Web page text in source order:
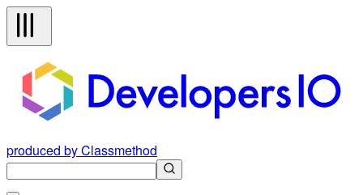
produced by Classmethod